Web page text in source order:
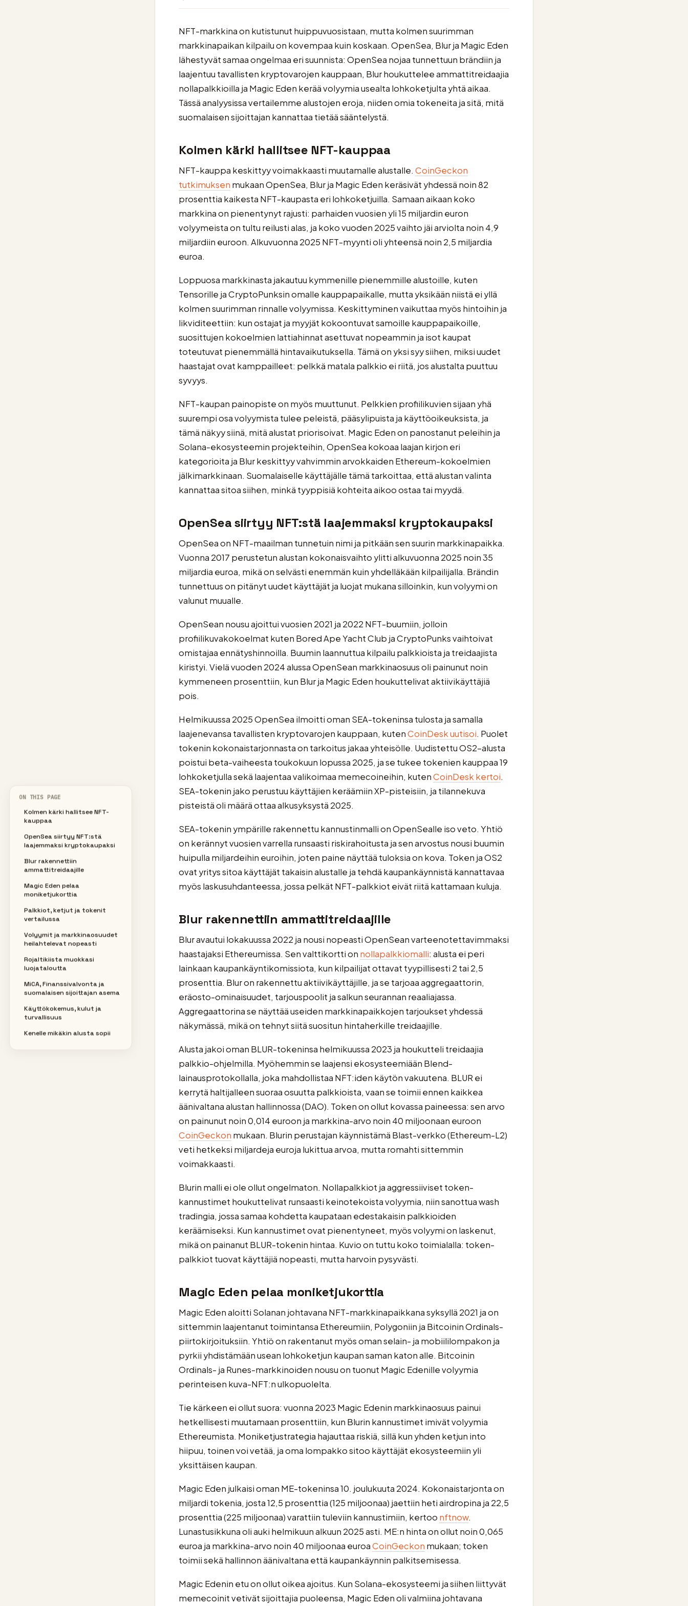
NFT-markkina on kutistunut huippuvuosistaan, mutta kolmen suurimman
markkinapaikan kilpailu on kovempaa kuin koskaan. OpenSea, Blur ja Magic Eden
lähestyvät samaa ongelmaa eri suunnista: OpenSea nojaa tunnettuun brändiin ja
laajentuu tavallisten kryptovarojen kauppaan, Blur houkuttelee ammattitreidaajia
nollapalkkioilla ja Magic Eden kerää volyymia usealta lohkoketjulta yhtä aikaa.
Tässä analyysissa vertailemme alustojen eroja, niiden omia tokeneita ja sitä, mitä
suomalaisen sijoittajan kannattaa tietää sääntelystä.
Kolmen kärki hallitsee NFT-kauppaa
NFT-kauppa keskittyy voimakkaasti muutamalle alustalle. CoinGeckon
tutkimuksen mukaan OpenSea, Blur ja Magic Eden keräsivät yhdessä noin 82
prosenttia kaikesta NFT-kaupasta eri lohkoketjuilla. Samaan aikaan koko
markkina on pienentynyt rajusti: parhaiden vuosien yli 15 miljardin euron
volyymeista on tultu reilusti alas, ja koko vuoden 2025 vaihto jäi arviolta noin 4,9
miljardiin euroon. Alkuvuonna 2025 NFT-myynti oli yhteensä noin 2,5 miljardia
euroa.
Loppuosa markkinasta jakautuu kymmenille pienemmille alustoille, kuten
Tensorille ja CryptoPunksin omalle kauppapaikalle, mutta yksikään niistä ei yllä
kolmen suurimman rinnalle volyymissa. Keskittyminen vaikuttaa myös hintoihin ja
likviditeettiin: kun ostajat ja myyjät kokoontuvat samoille kauppapaikoille,
suosittujen kokoelmien lattiahinnat asettuvat nopeammin ja isot kaupat
toteutuvat pienemmällä hintavaikutuksella. Tämä on yksi syy siihen, miksi uudet
haastajat ovat kamppailleet: pelkkä matala palkkio ei riitä, jos alustalta puuttuu
syvyys.
NFT-kaupan painopiste on myös muuttunut. Pelkkien profiilikuvien sijaan yhä
suurempi osa volyymista tulee peleistä, pääsylipuista ja käyttöoikeuksista, ja
tämä näkyy siinä, mitä alustat priorisoivat. Magic Eden on panostanut peleihin ja
Solana-ekosysteemin projekteihin, OpenSea kokoaa laajan kirjon eri
kategorioita ja Blur keskittyy vahvimmin arvokkaiden Ethereum-kokoelmien
jälkimarkkinaan. Suomalaiselle käyttäjälle tämä tarkoittaa, että alustan valinta
kannattaa sitoa siihen, minkä tyyppisiä kohteita aikoo ostaa tai myydä.
OpenSea siirtyy NFT:stä laajemmaksi kryptokaupaksi
OpenSea on NFT-maailman tunnetuin nimi ja pitkään sen suurin markkinapaikka.
Vuonna 2017 perustetun alustan kokonaisvaihto ylitti alkuvuonna 2025 noin 35
miljardia euroa, mikä on selvästi enemmän kuin yhdelläkään kilpailijalla. Brändin
tunnettuus on pitänyt uudet käyttäjät ja luojat mukana silloinkin, kun volyymi on
valunut muualle.
OpenSean nousu ajoittui vuosien 2021 ja 2022 NFT-buumiin, jolloin
profiilikuvakokoelmat kuten Bored Ape Yacht Club ja CryptoPunks vaihtoivat
omistajaa ennätyshinnoilla. Buumin laannuttua kilpailu palkkioista ja treidaajista
kiristyi. Vielä vuoden 2024 alussa OpenSean markkinaosuus oli painunut noin
kymmeneen prosenttiin, kun Blur ja Magic Eden houkuttelivat aktiivikäyttäjiä
pois.
Helmikuussa 2025 OpenSea ilmoitti oman SEA-tokeninsa tulosta ja samalla
laajenevansa tavallisten kryptovarojen kauppaan, kutenCoinDesk uutisoi. Puolet
tokenin kokonaistarjonnasta on tarkoitus jakaa yhteisölle. Uudistettu OS2-alusta
poistui beta-vaiheesta toukokuun lopussa 2025, ja se tukee tokenien kauppaa 19
lohkoketjulla sekä laajentaa valikoimaa memecoineihin, kutenCoinDesk kertoi.
SEA-tokenin jako perustuu käyttäjien keräämiin XP-pisteisiin, ja tilannekuva
pisteistä oli määrä ottaa alkusyksystä 2025.
SEA-tokenin ympärille rakennettu kannustinmalli on OpenSealle iso veto. Yhtiö
on kerännyt vuosien varrella runsaasti riskirahoitusta ja sen arvostus nousi buumin
huipulla miljardeihin euroihin, joten paine näyttää tuloksia on kova. Token ja OS2
ovat yritys sitoa käyttäjät takaisin alustalle ja tehdä kaupankäynnistä kannattavaa
myös laskusuhdanteessa, jossa pelkät NFT-palkkiot eivät riitä kattamaan kuluja.
Blur rakennettiin ammattitreidaajille
Blur avautui lokakuussa 2022 ja nousi nopeasti OpenSean varteenotettavimmaksi
haastajaksi Ethereumissa. Sen valttikortti on nollapalkkiomalli: alusta ei peri
lainkaan kaupankäyntikomissiota, kun kilpailijat ottavat tyypillisesti 2 tai 2,5
prosenttia. Blur on rakennettu aktiivikäyttäjille, ja se tarjoaa aggregaattorin,
eräosto-ominaisuudet, tarjouspoolit ja salkun seurannan reaaliajassa.
Aggregaattorina se näyttää useiden markkinapaikkojen tarjoukset yhdessä
näkymässä, mikä on tehnyt siitä suositun hintaherkille treidaajille.
Alusta jakoi oman BLUR-tokeninsa helmikuussa 2023 ja houkutteli treidaajia
palkkio-ohjelmilla. Myöhemmin se laajensi ekosysteemiään Blend-
lainausprotokollalla, joka mahdollistaa NFT:iden käytön vakuutena. BLUR ei
kerrytä haltijalleen suoraa osuutta palkkioista, vaan se toimii ennen kaikkea
äänivaltana alustan hallinnossa (DAO). Token on ollut kovassa paineessa: sen arvo
on painunut noin 0,014 euroon ja markkina-arvo noin 40 miljoonaan euroon
CoinGeckon mukaan. Blurin perustajan käynnistämä Blast-verkko (Ethereum-L2)
veti hetkeksi miljardeja euroja lukittua arvoa, mutta romahti sittemmin
voimakkaasti.
Blurin malli ei ole ollut ongelmaton. Nollapalkkiot ja aggressiiviset token-
kannustimet houkuttelivat runsaasti keinotekoista volyymia, niin sanottua wash
tradingia, jossa samaa kohdetta kaupataan edestakaisin palkkioiden
keräämiseksi. Kun kannustimet ovat pienentyneet, myös volyymi on laskenut,
mikä on painanut BLUR-tokenin hintaa. Kuvio on tuttu koko toimialalla: token-
palkkiot tuovat käyttäjiä nopeasti, mutta harvoin pysyvästi.
Magic Eden pelaa moniketjukorttia
Magic Eden aloitti Solanan johtavana NFT-markkinapaikkana syksyllä 2021 ja on
sittemmin laajentanut toimintansa Ethereumiin, Polygoniin ja Bitcoinin Ordinals-
piirtokirjoituksiin. Yhtiö on rakentanut myös oman selain- ja mobiililompakon ja
pyrkii yhdistämään usean lohkoketjun kaupan saman katon alle. Bitcoinin
Ordinals- ja Runes-markkinoiden nousu on tuonut Magic Edenille volyymia
perinteisen kuva-NFT:n ulkopuolelta.
Tie kärkeen ei ollut suora: vuonna 2023 Magic Edenin markkinaosuus painui
hetkellisesti muutamaan prosenttiin, kun Blurin kannustimet imivät volyymia
Ethereumista. Moniketjustrategia hajauttaa riskiä, sillä kun yhden ketjun into
hiipuu, toinen voi vetää, ja oma lompakko sitoo käyttäjät ekosysteemiin yli
yksittäisen kaupan.
Magic Eden julkaisi oman ME-tokeninsa 10. joulukuuta 2024. Kokonaistarjonta on
miljardi tokenia, josta 12,5 prosenttia (125 miljoonaa) jaettiin heti airdropina ja 22,5
prosenttia (225 miljoonaa) varattiin tuleviin kannustimiin, kertoo nftnow.
Lunastusikkuna oli auki helmikuun alkuun 2025 asti. ME:n hinta on ollut noin 0,065
euroa ja markkina-arvo noin 40 miljoonaa euroaCoinGeckon mukaan; token
toimii sekä hallinnon äänivaltana että kaupankäynnin palkitsemisessa.
Magic Edenin etu on ollut oikea ajoitus. Kun Solana-ekosysteemi ja siihen liittyvät
memecoinit vetivät sijoittajia puoleensa, Magic Eden oli valmiina johtavana
ON THIS PAGE
Kolmen kärki hallitsee NFT-
kauppaa
OpenSea siirtyy NFT:stä
laajemmaksi kryptokaupaksi
Blur rakennettiin
ammattitreidaajille
Magic Eden pelaa
moniketjukorttia
Palkkiot, ketjut ja tokenit
vertailussa
Volyymit ja markkinaosuudet
heilahtelevat nopeasti
Rojaltikiista muokkasi
luojataloutta
MiCA, Finanssivalvonta ja
suomalaisen sijoittajan asema
Käyttökokemus, kulut ja
turvallisuus
Kenelle mikäkin alusta sopii